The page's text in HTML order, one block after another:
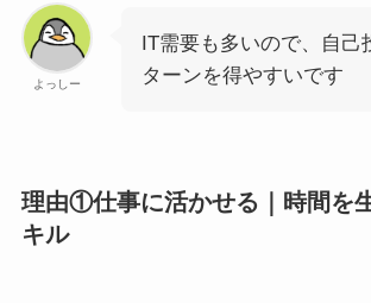
よっしー
IT需要も多いので、自己
ターンを得やすいです
理由①仕事に活かせる｜時間を
キル